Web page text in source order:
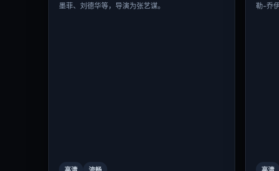
墨菲、刘德华等，导演为张艺谋。
高清 流畅
勒-乔
高清